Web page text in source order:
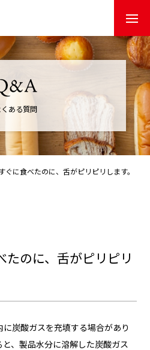
くある質問
ぐに食べたのに、舌がピリピリします。
たのに、舌がピリピリ
炭酸ガスを充填する場合があり
、製品水分に溶解した炭酸ガス